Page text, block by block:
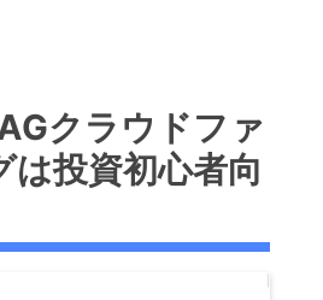
クラウドファ
は投資初心者向